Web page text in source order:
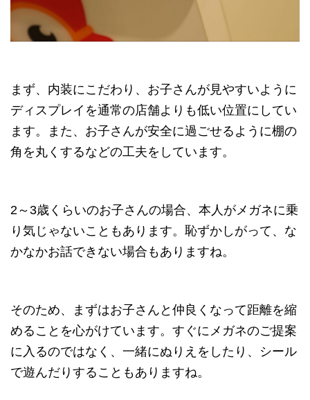
まず、内装にこだわり、お子さんが見やすいように
ディスプレイを通常の店舗よりも低い位置にしてい
ます。また、お子さんが安全に過ごせるように棚の
角を丸くするなどの工夫をしています。
2～3歳くらいのお子さんの場合、本人がメガネに乗
り気じゃないこともあります。恥ずかしがって、な
かなかお話できない場合もありますね。
そのため、まずはお子さんと仲良くなって距離を縮
めることを心がけています。すぐにメガネのご提案
に入るのではなく、一緒にぬりえをしたり、シール
で遊んだりすることもありますね。